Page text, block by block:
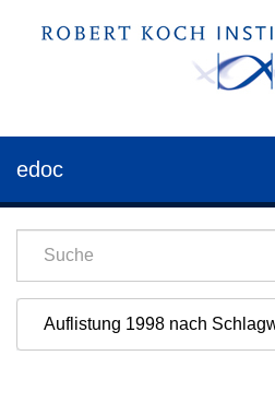
edoc
Auflistung 1998 nach